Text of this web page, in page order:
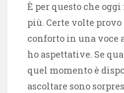
È per questo che
più. Certe volte
conforto in una voce
ho aspettative. Se
quel momento è
ascoltare sono